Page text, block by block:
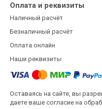
Оплата и реквизиты
Наличный расчёт
Безналичный расчёт
Оплата онлайн
Наши реквизиты
Оставаясь на сайте, вы
даете ваше согласие на